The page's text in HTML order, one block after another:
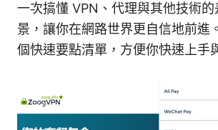
一次搞懂 VPN、代理與其他技術
景，讓你在網路世界更自信地前進
個快速要點清單，方便你快速上手